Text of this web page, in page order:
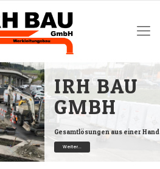
IRH BAU
GMBH
Gesamtlösungen aus einer
Weiter...